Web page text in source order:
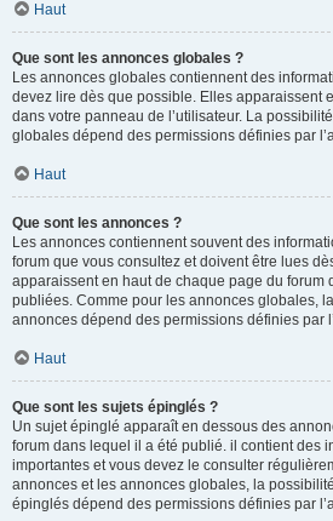
Haut
Que sont les annonces globales ?
Les annonces globales contiennent des
devez lire dès que possible. Elles apparaissent
dans votre panneau de l’utilisateur. La
globales dépend des permissions définies par
Haut
Que sont les annonces ?
Les annonces contiennent souvent des
forum que vous consultez et doivent être lues
apparaissent en haut de chaque page du forum
publiées. Comme pour les annonces globales,
annonces dépend des permissions définies par
Haut
Que sont les sujets épinglés ?
Un sujet épinglé apparaît en dessous des
forum dans lequel il a été publié. il contient des
importantes et vous devez le consulter
annonces et les annonces globales, la
épinglés dépend des permissions définies par